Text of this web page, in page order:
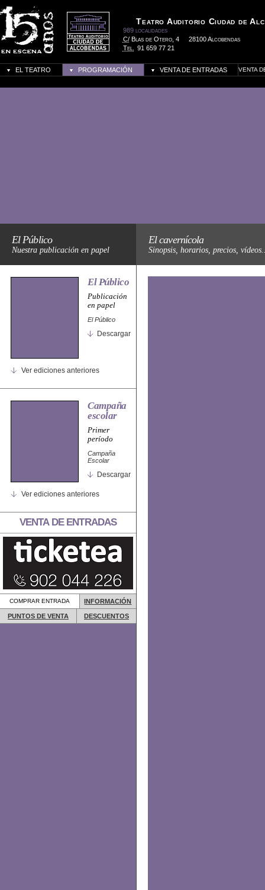
Teatro Auditorio Ciudad de
989 localidades
C/Blas de Otero, 4
28100 Alcobendas
Tel.
91 659 77 21
EL TEATRO PROGRAMACIÓN VENTA DE ENTRADAS VENTA
El cavernícola
Sinopsis, horarios, precios,
El Público
Nuestra publicación en papel
El Público
Publicación
en papel
El Público
Descargar
Ver ediciones anteriores
Campaña
escolar
Primer
período
Campaña
Escolar
Descargar
Ver ediciones anteriores
VENTA DE ENTRADAS
COMPRAR ENTRADA INFORMACIÓN
PUNTOS DE VENTA DESCUENTOS